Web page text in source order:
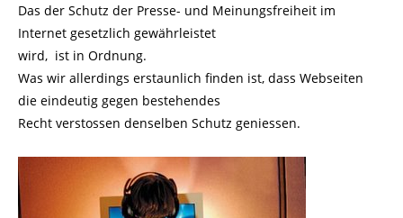
Das der Schutz der Presse- und Meinungsfreiheit im
Internet gesetzlich gewährleistet
wird, ist in Ordnung.
Was wir allerdings erstaunlich finden ist, dass Webseiten
die eindeutig gegen bestehendes
Recht verstossen denselben Schutz geniessen.